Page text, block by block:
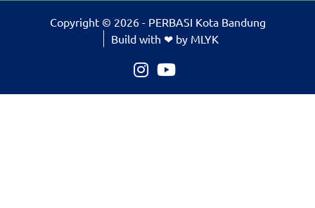
Copyright © 2026 - PERBASI Kota Bandung
Build with ❤ by MLYK